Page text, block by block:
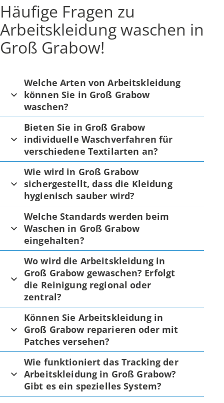
Häufige Fragen zu
Arbeitskleidung waschen in
Groß Grabow!
Welche Arten von Arbeitskleidung
können Sie in Groß Grabow
waschen?
Bieten Sie in Groß Grabow
individuelle Waschverfahren für
verschiedene Textilarten an?
Wie wird in Groß Grabow
sichergestellt, dass die Kleidung
hygienisch sauber wird?
Welche Standards werden beim
Waschen in Groß Grabow
eingehalten?
Wo wird die Arbeitskleidung in
Groß Grabow gewaschen? Erfolgt
die Reinigung regional oder
zentral?
Können Sie Arbeitskleidung in
Groß Grabow reparieren oder mit
Patches versehen?
Wie funktioniert das Tracking der
Arbeitskleidung in Groß Grabow?
Gibt es ein spezielles System?